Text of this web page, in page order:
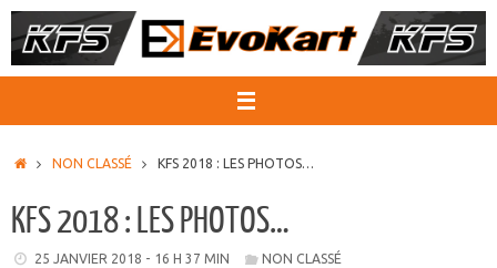
Passer
au
ACCUEIL
NON CLASSÉ KFS 2018 : LES PHOTOS…
KFS 2018 : LES PHOTOS…
25 JANVIER 2018 - 16 H 37 MIN NON CLASSÉ